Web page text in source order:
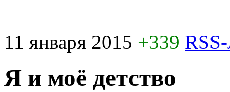
11 января 2015 +339
Я и моё детство